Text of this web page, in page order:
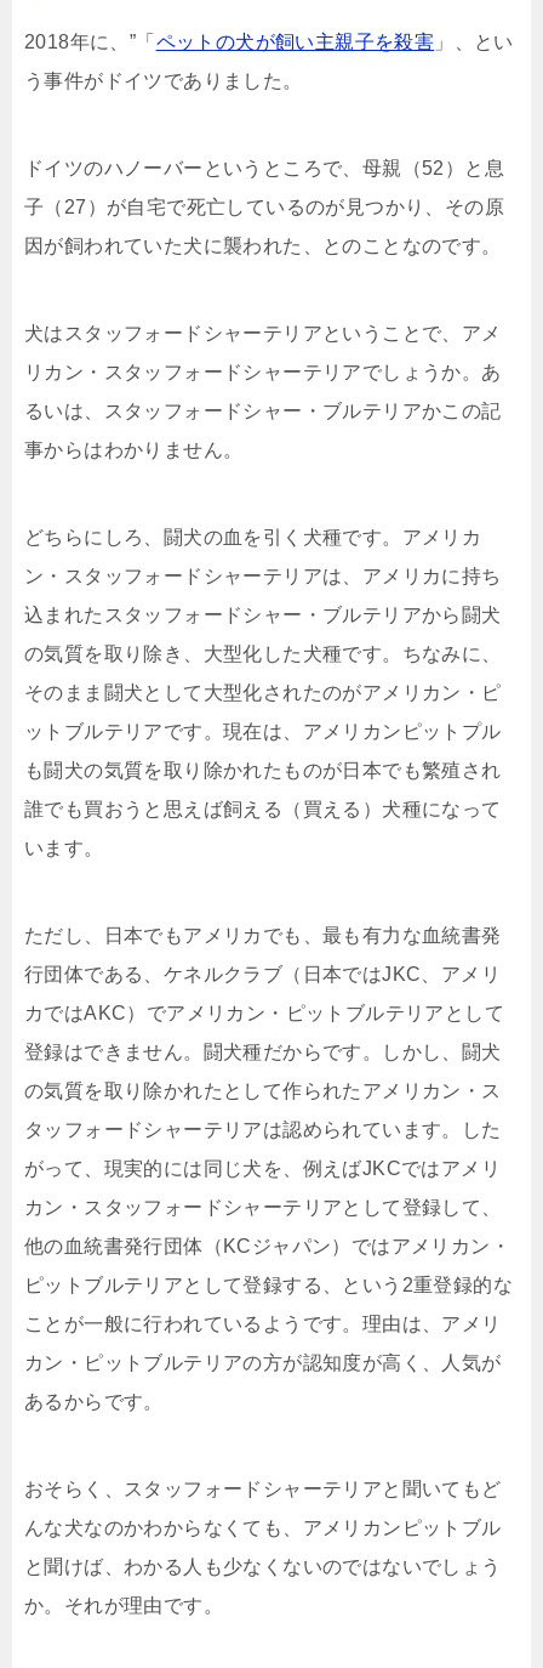
2018年に、”「 ペットの犬が飼い主親子を殺害 」、とい
う事件がドイツでありました。
ドイツのハノーバーというところで、母親（52）と息
子（27）が自宅で死亡しているのが見つかり、その原
因が飼われていた犬に襲われた、とのことなのです。
犬はスタッフォードシャーテリアということで、アメ
リカン・スタッフォードシャーテリアでしょうか。あ
るいは、スタッフォードシャー・ブルテリアかこの記
事からはわかりません。
どちらにしろ、闘犬の血を引く犬種です。アメリカ
ン・スタッフォードシャーテリアは、アメリカに持ち
込まれたスタッフォードシャー・ブルテリアから闘犬
の気質を取り除き、大型化した犬種です。ちなみに、
そのまま闘犬として大型化されたのがアメリカン・ピ
ットブルテリアです。現在は、アメリカンピットプル
も闘犬の気質を取り除かれたものが日本でも繁殖され
誰でも買おうと思えば飼える（買える）犬種になって
います。
ただし、日本でもアメリカでも、最も有力な血統書発
行団体である、ケネルクラブ（日本ではJKC、アメリ
カではAKC）でアメリカン・ピットブルテリアとして
登録はできません。闘犬種だからです。しかし、闘犬
の気質を取り除かれたとして作られたアメリカン・ス
タッフォードシャーテリアは認められています。した
がって、現実的には同じ犬を、例えばJKCではアメリ
カン・スタッフォードシャーテリアとして登録して、
他の血統書発行団体（KCジャパン）ではアメリカン・
ピットブルテリアとして登録する、という2重登録的な
ことが一般に行われているようです。理由は、アメリ
カン・ピットブルテリアの方が認知度が高く、人気が
あるからです。
おそらく、スタッフォードシャーテリアと聞いてもど
んな犬なのかわからなくても、アメリカンピットブル
と聞けば、わかる人も少なくないのではないでしょう
か。それが理由です。